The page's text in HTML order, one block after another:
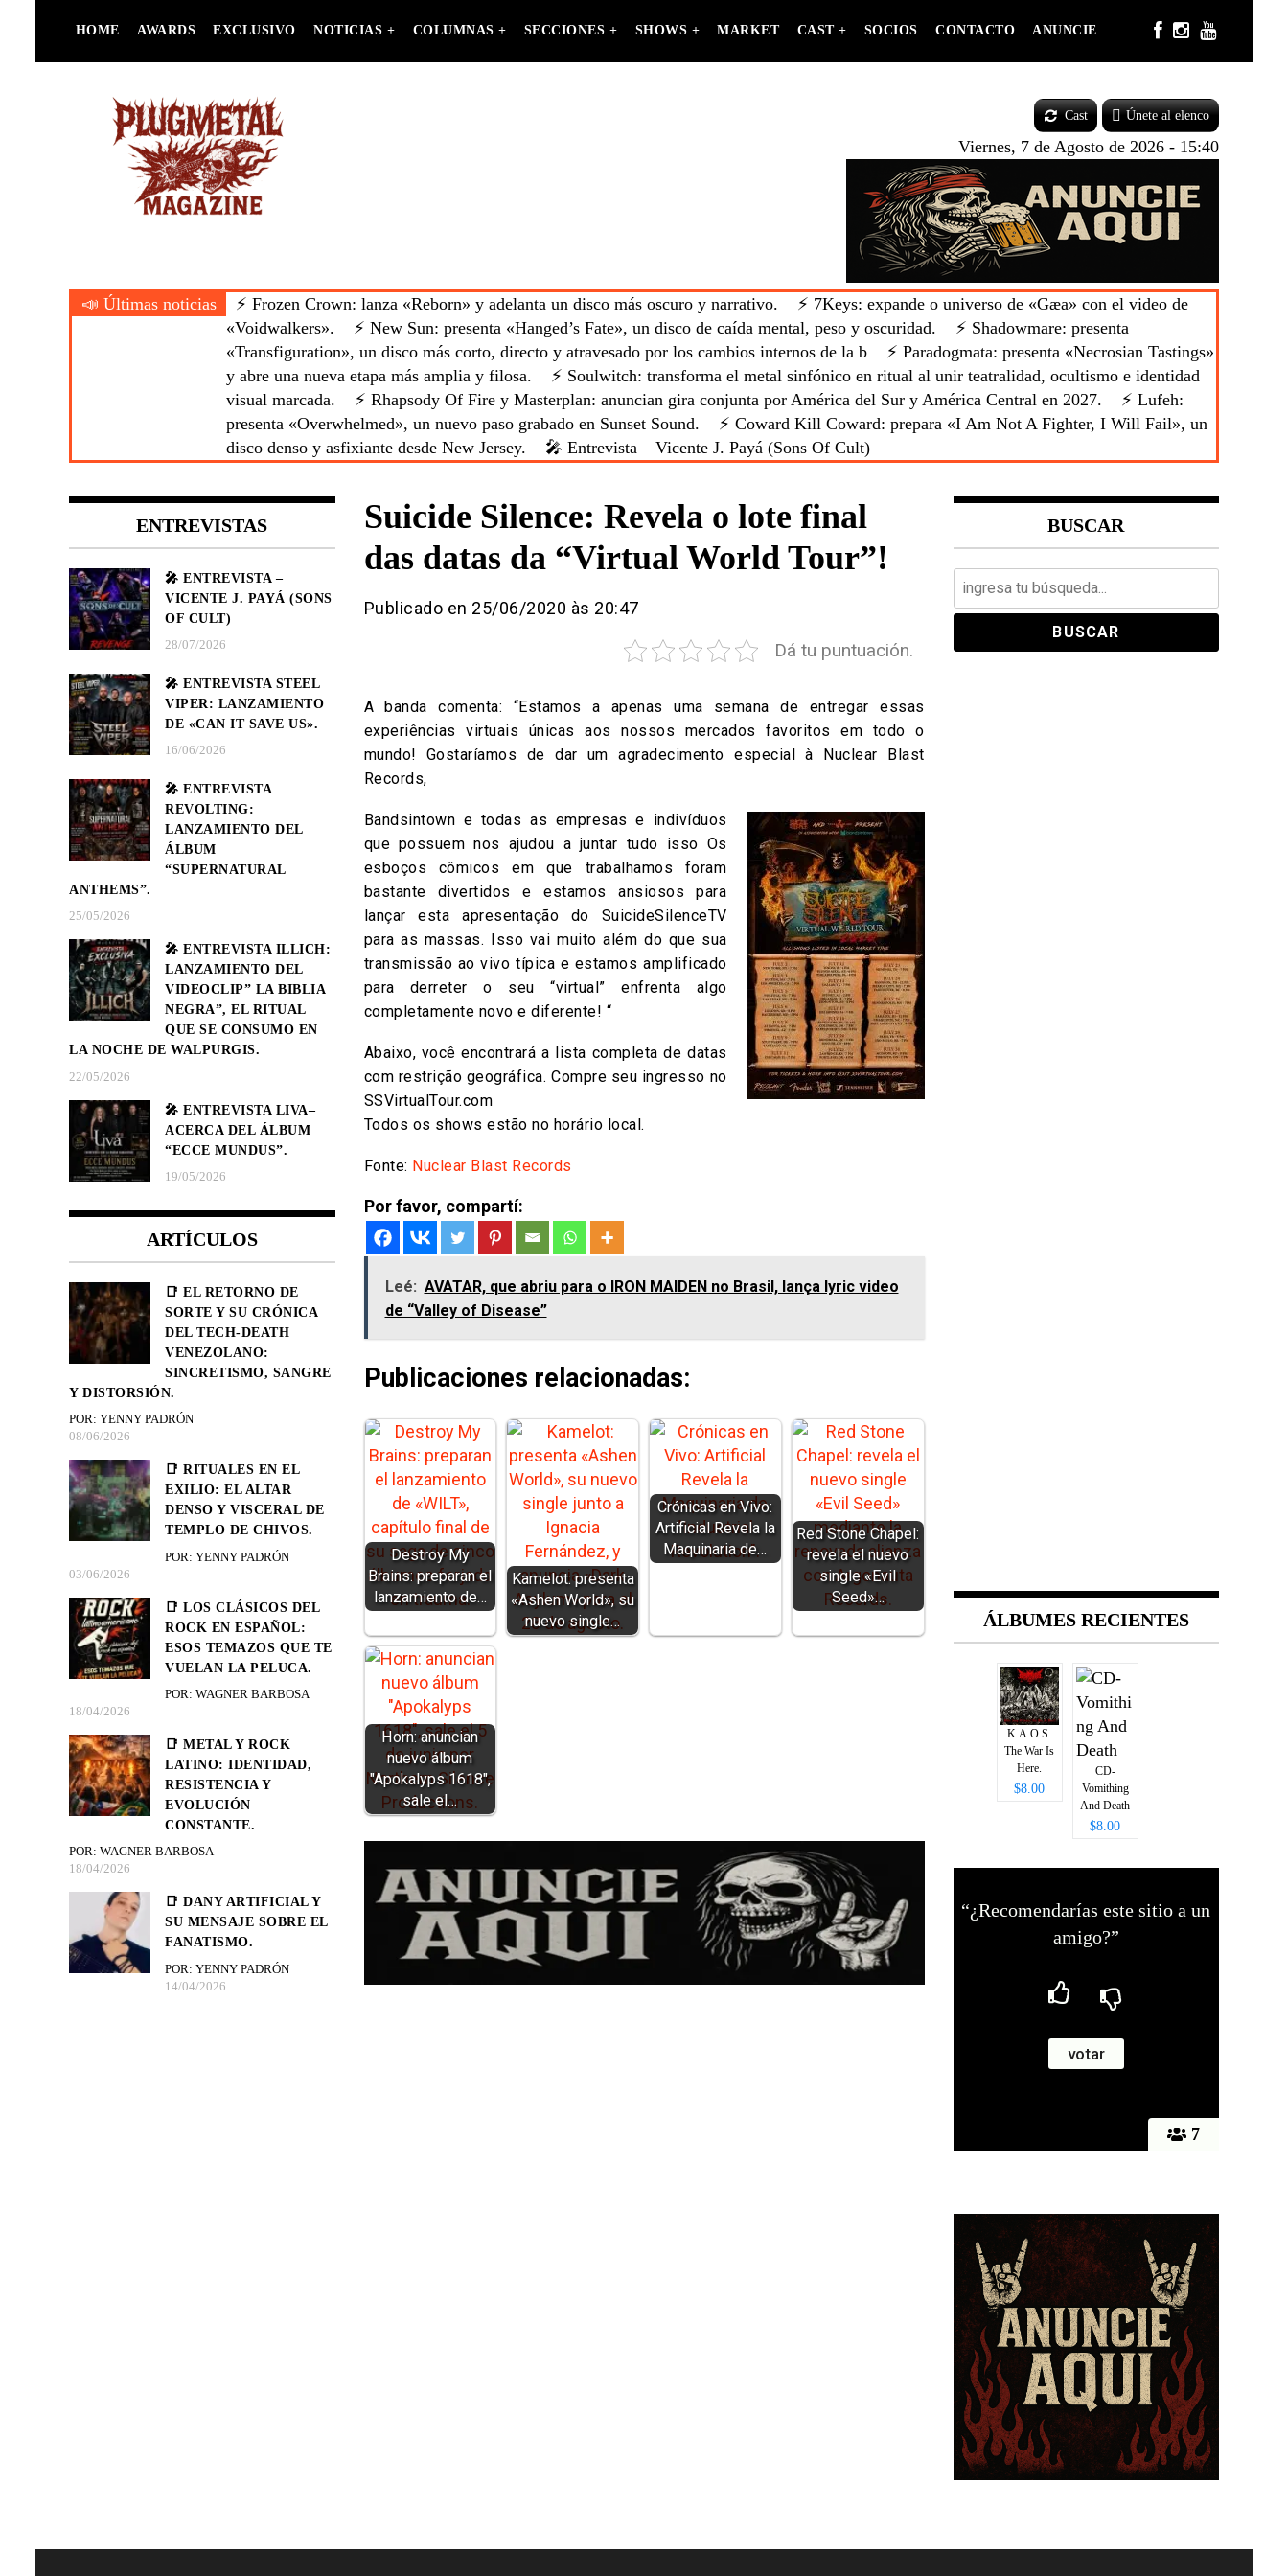
content
HOME AWARDS EXCLUSIVO NOTICIAS + COLUMNAS + SECCIONES + SHOWS + MARKET CAST + SOCIOS CONTACTO ANUNCIE
Cast Únete al elenco
Viernes, 7 de Agosto de 2026 - 15:40
Magazine
📣 Últimas noticias ⚡ Frozen Crown: lanza «Reborn» y adelanta un disco más oscuro y narrativo.
⚡ 7Keys: expande o universo de «Gæa» con el video de
«Voidwalkers».
⚡ New Sun: presenta «Hanged’s Fate», un disco de caída mental, peso y oscuridad.
⚡ Shadowmare: presenta
«Transfiguration», un disco más corto, directo y atravesado por los cambios internos de la b
⚡ Paradogmata: presenta «Necrosian Tastings»
y abre una nueva etapa más amplia y filosa.
⚡ Soulwitch: transforma el metal sinfónico en ritual al unir teatralidad, ocultismo e identidad
visual marcada.
⚡ Rhapsody Of Fire y Masterplan: anuncian gira conjunta por América del Sur y América Central en 2027.
⚡ Lufeh:
presenta «Overwhelmed», un nuevo paso grabado en Sunset Sound.
⚡ Coward Kill Coward: prepara «I Am Not A Fighter, I Will Fail», un
disco denso y asfixiante desde New Jersey.
🎤 Entrevista – Vicente J. Payá (Sons Of Cult)
Suicide Silence: Revela o lote final
das datas da “Virtual World Tour”!
Publicado en 25/06/2020 às 20:47
Dá tu puntuación.
A banda comenta: “Estamos a apenas uma semana de entregar essas
experiências virtuais únicas aos nossos mercados favoritos em todo o
mundo! Gostaríamos de dar um agradecimento especial à Nuclear Blast
Records,
Bandsintown e todas as empresas e indivíduos
que possuem nos ajudou a juntar tudo isso Os
esboços cômicos em que trabalhamos foram
bastante divertidos e estamos ansiosos para
lançar esta apresentação do SuicideSilenceTV
para as massas. Isso vai muito além do que sua
transmissão ao vivo típica e estamos amplificado
para derreter o seu “virtual” enfrenta algo
completamente novo e diferente! “
Abaixo, você encontrará a lista completa de datas
com restrição geográfica. Compre seu ingresso no
SSVirtualTour.com
Todos os shows estão no horário local.
Fonte: Nuclear Blast Records
Por favor, compartí:
Leé: AVATAR, que abriu para o IRON MAIDEN no Brasil, lança lyric video
de “Valley of Disease”
Publicaciones relacionadas:
Destroy My
Brains: preparan el
lanzamiento de…
Kamelot: presenta
«Ashen World», su
nuevo single…
Crónicas en Vivo:
Artificial Revela la
Maquinaria de…
Red Stone Chapel:
revela el nuevo
single «Evil
Seed»…
Horn: anuncian
nuevo álbum
"Apokalyps 1618",
sale el…
ENTREVISTAS
🎤 ENTREVISTA –
VICENTE J. PAYÁ (SONS
OF CULT)
28/07/2026
🎤 ENTREVISTA STEEL
VIPER: LANZAMIENTO
DE «CAN IT SAVE US».
16/06/2026
🎤 ENTREVISTA
REVOLTING:
LANZAMIENTO DEL
ÁLBUM
“SUPERNATURAL
ANTHEMS”.
25/05/2026
🎤 ENTREVISTA ILLICH:
LANZAMIENTO DEL
VIDEOCLIP” LA BIBLIA
NEGRA”, EL RITUAL
QUE SE CONSUMO EN
LA NOCHE DE WALPURGIS.
22/05/2026
🎤 ENTREVISTA LIVA–
ACERCA DEL ÁLBUM
“ECCE MUNDUS”.
19/05/2026
ARTÍCULOS
📑 EL RETORNO DE
SORTE Y SU CRÓNICA
DEL TECH-DEATH
VENEZOLANO:
SINCRETISMO, SANGRE
Y DISTORSIÓN.
POR: YENNY PADRÓN
08/06/2026
📑 RITUALES EN EL
EXILIO: EL ALTAR
DENSO Y VISCERAL DE
TEMPLO DE CHIVOS.
POR: YENNY PADRÓN
03/06/2026
📑 LOS CLÁSICOS DEL
ROCK EN ESPAÑOL:
ESOS TEMAZOS QUE TE
VUELAN LA PELUCA.
POR: WAGNER BARBOSA
18/04/2026
📑 METAL Y ROCK
LATINO: IDENTIDAD,
RESISTENCIA Y
EVOLUCIÓN
CONSTANTE.
POR: WAGNER BARBOSA
18/04/2026
📑 DANY ARTIFICIAL Y
SU MENSAJE SOBRE EL
FANATISMO.
POR: YENNY PADRÓN
14/04/2026
BUSCAR
Search
for:
ÁLBUMES RECIENTES
K.A.O.S.
The War Is
Here.
$8.00
CD-
Vomithing
And Death
$8.00
7
“¿Recomendarías este sitio a un
amigo?”